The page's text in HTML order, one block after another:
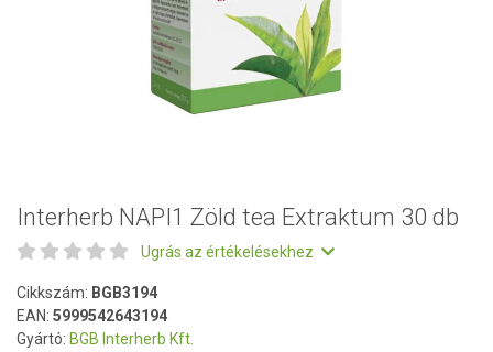
Interherb NAPI1 Zöld tea Extraktum 30 db
Ugrás az értékelésekhez
Cikkszám: BGB3194
EAN: 5999542643194
Gyártó: BGB Interherb Kft.